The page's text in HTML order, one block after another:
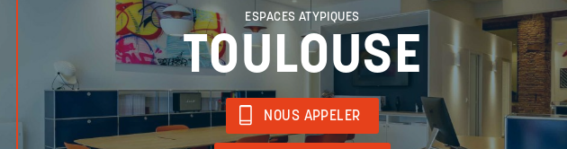
ESPACES ATYPIQUES
TOULOUSE
NOUS APPELER